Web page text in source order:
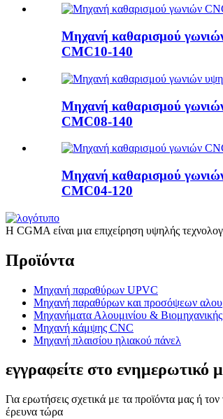
Μηχανή καθαρισμού
CMC10-140
Μηχανή καθαρισμού
CMC08-140
Μηχανή καθαρισμού
CMC04-120
Η CGMA είναι μια επιχείρηση υψηλής
Προϊόντα
Μηχανή παραθύρων UPVC
Μηχανή παραθύρων και προσόψεων
Μηχανήματα Αλουμινίου &
Μηχανή κάμψης CNC
Μηχανή πλαισίου ηλιακού πάνελ
εγγραφείτε στο ενημερωτικό
Για ερωτήσεις σχετικά με τα προϊόντα μας ή
έρευνα τώρα